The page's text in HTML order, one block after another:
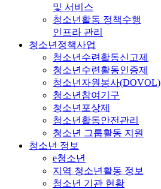
및 서비스
청소년활동 정책수행
인프라 관리
청소년정책사업
청소년수련활동신고제
청소년수련활동인증제
청소년자원봉사(DOVOL)
청소년참여기구
청소년포상제
청소년활동안전관리
청소년 그룹활동 지원
청소년 정보
e청소년
지역 청소년활동 정보
청소년 기관 현황